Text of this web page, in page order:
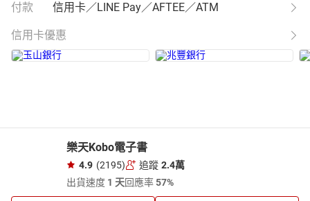
付款 信用卡／LINE Pay／AFTEE／ATM
信用卡優惠
樂天Kobo電子書
4.9 (2195) 追蹤 2.4萬
出貨速度 1 天回應率57%